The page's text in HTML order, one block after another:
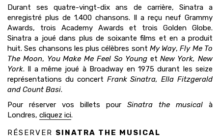
Durant ses quatre-vingt-dix ans de carrière, Sinatra a
enregistré plus de 1.400 chansons. Il a reçu neuf Grammy
Awards, trois Academy Awards et trois Golden Globe.
Sinatra a joué dans plus de soixante films et en a produit
huit. Ses chansons les plus célèbres sont My Way,Fly Me To
The Moon, You Make Me Feel So Young etNew York, New
York. Il a même joué à Broadway en 1975 durant les seize
représentations du concert Frank Sinatra, Ella Fitzgerald
and Count Basi.
Pour réserver vos billets pour Sinatra the musical à
Londres, cliquez ici.
RÉSERVER SINATRA THE MUSICAL